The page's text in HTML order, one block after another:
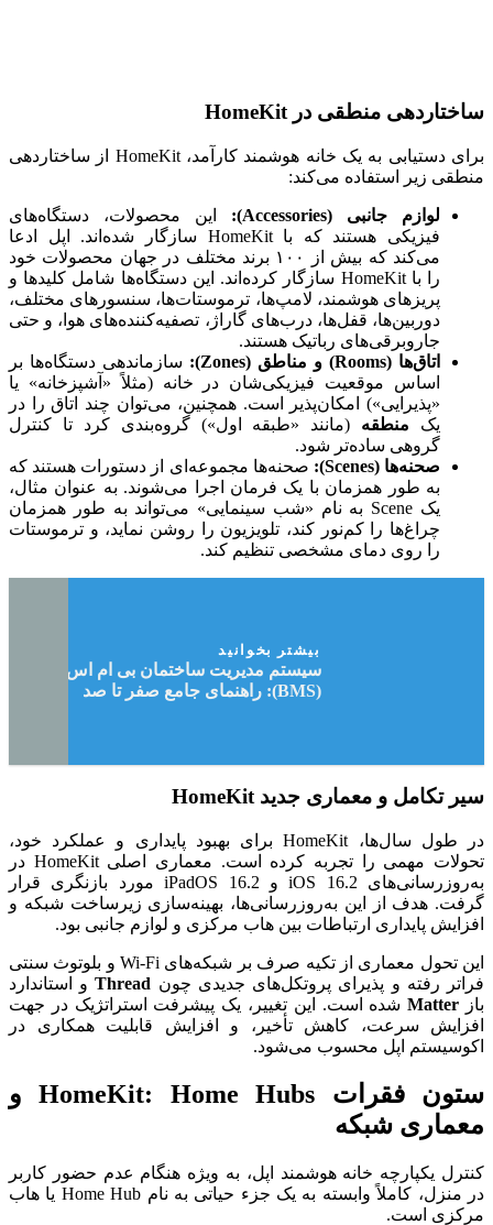
ساختاردهی منطقی در HomeKit
برای دستیابی به یک خانه هوشمند کارآمد، HomeKit از ساختاردهی
منطقی زیر استفاده می‌کند:
لوازم جانبی (Accessories):
این محصولات، دستگاه‌های
فیزیکی هستند که با HomeKit سازگار شده‌اند. اپل ادعا
می‌کند که بیش از ۱۰۰ برند مختلف در جهان محصولات خود
را با HomeKit سازگار کرده‌اند. این دستگاه‌ها شامل کلیدها و
پریزهای هوشمند، لامپ‌ها، ترموستات‌ها، سنسورهای مختلف،
دوربین‌ها، قفل‌ها، درب‌های گاراژ، تصفیه‌کننده‌های هوا، و حتی
جاروبرقی‌های رباتیک هستند.
اتاق‌ها (Rooms) و مناطق (Zones):
سازماندهی دستگاه‌ها بر
اساس موقعیت فیزیکی‌شان در خانه (مثلاً «آشپزخانه» یا
«پذیرایی») امکان‌پذیر است. همچنین، می‌توان چند اتاق را در
یک منطقه (مانند «طبقه اول») گروه‌بندی کرد تا کنترل
گروهی ساده‌تر شود.
صحنه‌ها (Scenes):
صحنه‌ها مجموعه‌ای از دستورات هستند که
به طور همزمان با یک فرمان اجرا می‌شوند. به عنوان مثال،
یک Scene به نام «شب سینمایی» می‌تواند به طور همزمان
چراغ‌ها را کم‌نور کند، تلویزیون را روشن نماید، و ترموستات
را روی دمای مشخصی تنظیم کند.
بیشتر بخوانید
سیستم مدیریت ساختمان بی ام اس
(BMS): راهنمای جامع صفر تا صد
سیر تکامل و معماری جدید HomeKit
در طول سال‌ها، HomeKit برای بهبود پایداری و عملکرد خود،
تحولات مهمی را تجربه کرده است. معماری اصلی HomeKit در
به‌روزرسانی‌های iOS 16.2 و iPadOS 16.2 مورد بازنگری قرار
گرفت. هدف از این به‌روزرسانی‌ها، بهینه‌سازی زیرساخت شبکه و
افزایش پایداری ارتباطات بین هاب مرکزی و لوازم جانبی بود.
این تحول معماری از تکیه صرف بر شبکه‌های Wi-Fi و بلوتوث سنتی
فراتر رفته و پذیرای پروتکل‌های جدیدی چون Threadو استاندارد
باز Matterشده است. این تغییر، یک پیشرفت استراتژیک در جهت
افزایش سرعت، کاهش تأخیر، و افزایش قابلیت همکاری در
اکوسیستم اپل محسوب می‌شود.
ستون فقرات HomeKit: Home Hubs و
معماری شبکه
کنترل یکپارچه خانه هوشمند اپل، به ویژه هنگام عدم حضور کاربر
در منزل، کاملاً وابسته به یک جزء حیاتی به نام Home Hub یا هاب
مرکزی است.